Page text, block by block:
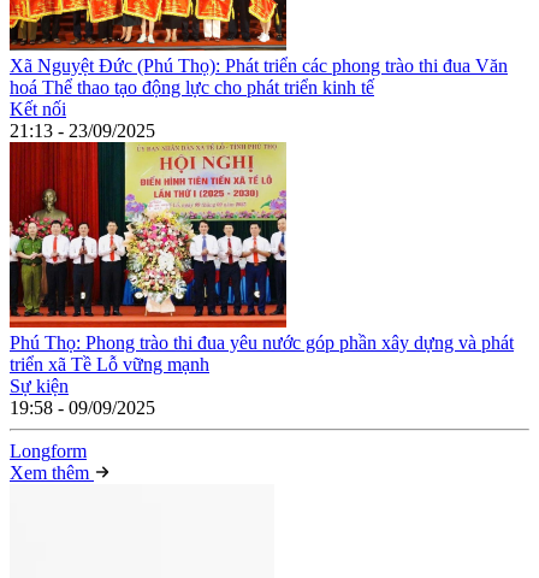
Xã Nguyệt Đức (Phú Thọ): Phát triển các phong trào thi đua Văn
hoá Thể thao tạo động lực cho phát triển kinh tế
Kết nối
21:13 - 23/09/2025
Phú Thọ: Phong trào thi đua yêu nước góp phần xây dựng và phát
triển xã Tề Lỗ vững mạnh
Sự kiện
19:58 - 09/09/2025
Longform
Xem thêm